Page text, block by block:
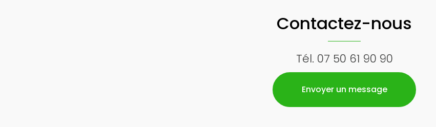
Contactez-nous
Tél. 07 50 61 90 90
Envoyer un message